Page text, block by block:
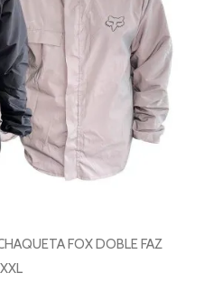
FOX DOBLE FAZ